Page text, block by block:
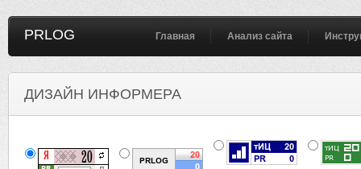
PRLOG Главная Анализ сайта
ДИЗАЙН ИНФОРМЕРА